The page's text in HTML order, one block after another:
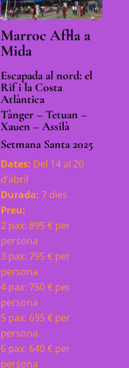
Marroc Afl·la a
Mida
Escapada al nord: el
Rif i la Costa
Atlàntica
Tànger – Tetuan –
Xauen – Assilà
Setmana Santa 2025
Dates: Del 14 al 20
d’abril
Durada: 7 dies
Preu:
2 pax: 895 € per
persona
3 pax: 795 € per
persona
4 pax: 750 € per
persona
5 pax: 695 € per
persona
6 pax: 640 € per
persona